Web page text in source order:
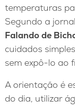
temperaturas
Segundo a
Falando de
cuidados
sem expô-lo ao
A orientação é
do dia, utilizar